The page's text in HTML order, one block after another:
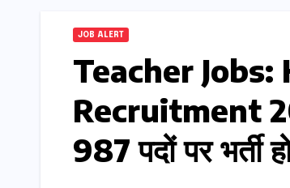
JOB ALERT
Teacher Jobs:
Recruitment
987 पदों पर भर्ती